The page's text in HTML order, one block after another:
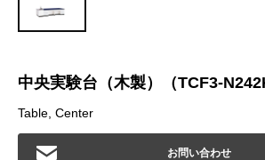
中央実験台（木製）（TCF3-
Table, Center
お問い合わせ